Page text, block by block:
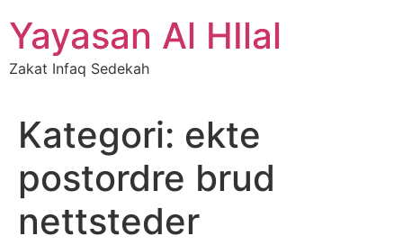
to
content
Yayasan Al HIlal
Zakat Infaq Sedekah
Kategori: ekte
postordre brud
nettsteder